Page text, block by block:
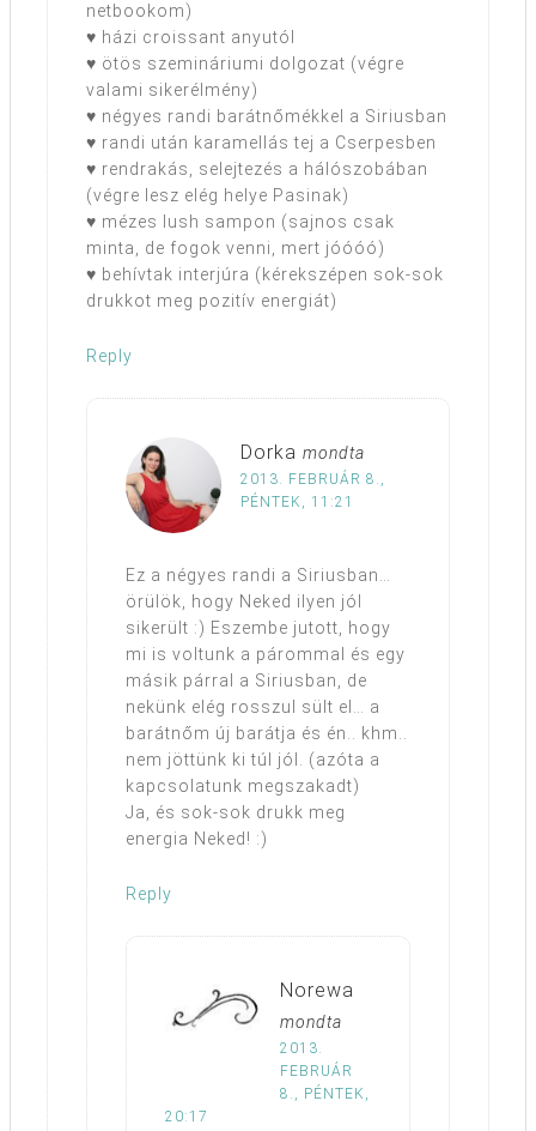
netbookom)
♥ házi croissant anyutól
♥ ötös szemináriumi dolgozat (végre
valami sikerélmény)
♥ négyes randi barátnőmékkel a Siriusban
♥ randi után karamellás tej a Cserpesben
♥ rendrakás, selejtezés a hálószobában
(végre lesz elég helye Pasinak)
♥ mézes lush sampon (sajnos csak
minta, de fogok venni, mert jóóóó)
♥ behívtak interjúra (kérekszépen sok-sok
drukkot meg pozitív energiát)
Reply
Dorka mondta
2013. FEBRUÁR 8.,
PÉNTEK, 11:21
Ez a négyes randi a Siriusban…
örülök, hogy Neked ilyen jól
sikerült :) Eszembe jutott, hogy
mi is voltunk a párommal és egy
másik párral a Siriusban, de
nekünk elég rosszul sült el… a
barátnőm új barátja és én.. khm..
nem jöttünk ki túl jól. (azóta a
kapcsolatunk megszakadt)
Ja, és sok-sok drukk meg
energia Neked! :)
Reply
Norewa
mondta
2013.
FEBRUÁR
8., PÉNTEK,
20:17